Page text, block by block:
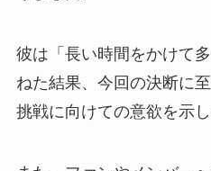
彼は「長い時間をかけて
ねた結果、今回の決断に
挑戦に向けての意欲を示し